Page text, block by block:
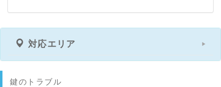
対応エリア
鍵のトラブル